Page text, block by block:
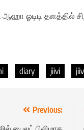
ஓடிடி தளத்தில்
diary jiivi
Previous: